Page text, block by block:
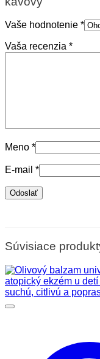
Vaše hodnotenie *
Vaša recenzia *
Meno *
E-mail *
Súvisiace